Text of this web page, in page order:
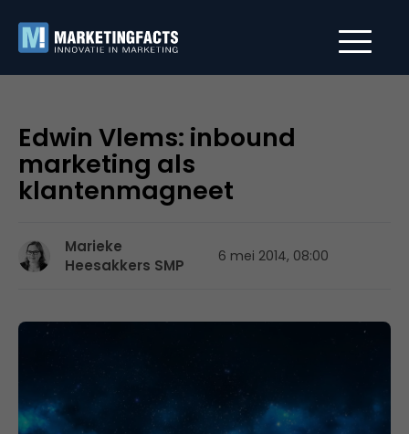
Edwin Vlems: inbound
marketing als
klantenmagneet
Marieke
Heesakkers SMP
6 mei 2014, 08:00